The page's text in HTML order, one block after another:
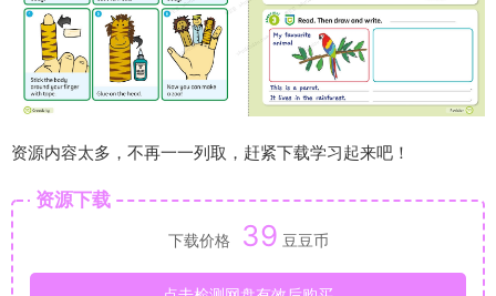
资源内容太多，不再一一列取，赶紧下载学习起来吧！
资源下载
下载价格 39 豆豆币